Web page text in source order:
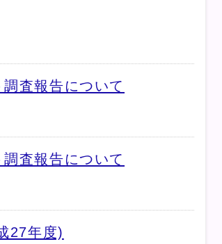
査報告について
査報告について
27年度)